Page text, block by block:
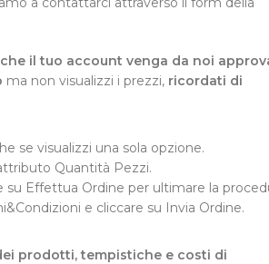
il tuo account venga da noi
ma non visualizzi i prezzi, ricordati di
se visualizzi una sola opzione.
Quantità Pezzi.
su Effettua Ordine per ultimare la
e cliccare su Invia Ordine.
prodotti, tempistiche e costi di